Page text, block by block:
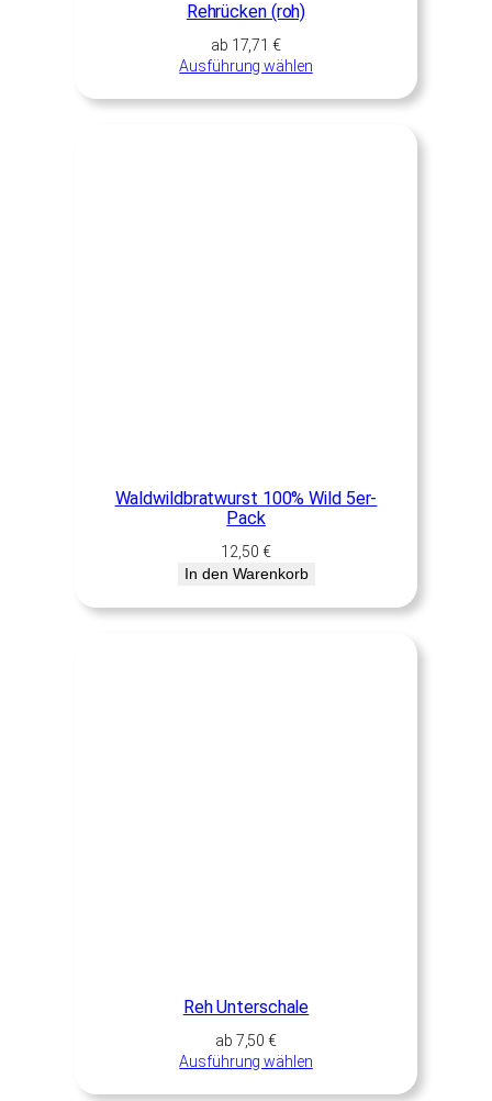
Rehrücken (roh)
ab 17,71€
Ausführung wählen
Waldwildbratwurst 100% Wild 5er-
Pack
12,50 €
In den Warenkorb
Reh Unterschale
ab 7,50€
Ausführung wählen